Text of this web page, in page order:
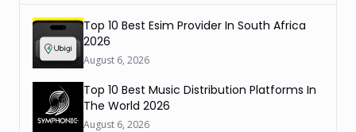
Top 10 Best Esim Provider In South Africa
2026
August 6, 2026
Top 10 Best Music Distribution Platforms In
The World 2026
August 6, 2026